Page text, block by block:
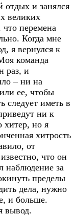
отдых и занялся
великих
что перемена
Когда мне
я вернулся к
команда
раз, и
– ни на
ее, чтобы
следует иметь в
ни к
хитер, но я
хитрость
от
что он
наблюдение за
пределы
дела, нужно
и больше.
вывод.